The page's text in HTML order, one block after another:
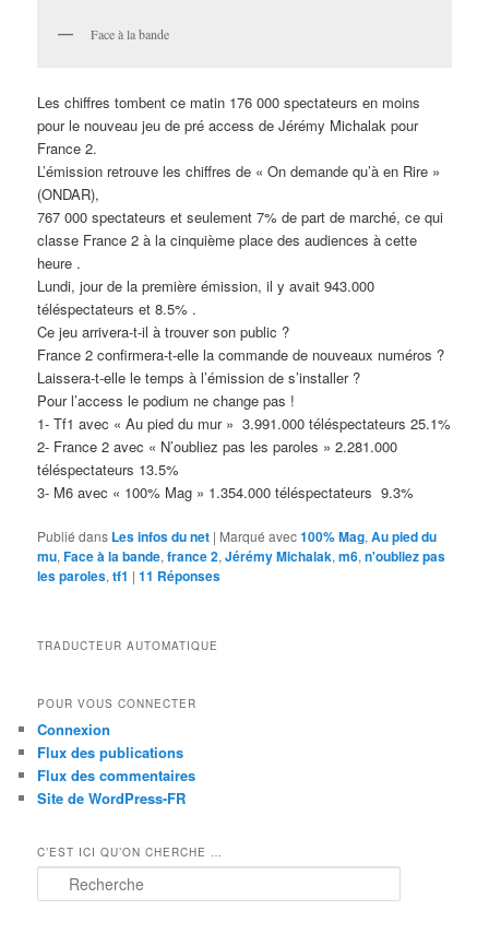
Face à la bande
Les chiffres tombent ce matin 176 000 spectateurs en moins
pour le nouveau jeu de pré access de Jérémy Michalak pour
France 2.
L’émission retrouve les chiffres de « On demande qu’à en Rire »
(ONDAR),
767 000 spectateurs et seulement 7% de part de marché, ce qui
classe France 2 à la cinquième place des audiences à cette
heure .
Lundi, jour de la première émission, il y avait 943.000
téléspectateurs et 8.5% .
Ce jeu arrivera-t-il à trouver son public ?
France 2 confirmera-t-elle la commande de nouveaux numéros ?
Laissera-t-elle le temps à l’émission de s’installer ?
Pour l’access le podium ne change pas !
1- Tf1 avec « Au pied du mur »3.991.000 téléspectateurs 25.1%
2- France 2 avec « N’oubliez pas les paroles »2.281.000
téléspectateurs 13.5%
3- M6 avec « 100% Mag » 1.354.000 téléspectateurs 9.3%
Publié dans Les infos du net | Marqué avec100% Mag,Au pied du
mu,Face à la bande,france 2,Jérémy Michalak,m6,n'oubliez pas
les paroles,tf1 |11 Réponses
TRADUCTEUR AUTOMATIQUE
POUR VOUS CONNECTER
Connexion
Flux des publications
Flux des commentaires
Site de WordPress-FR
C’EST ICI QU’ON CHERCHE …
e
Necessary -
Nécessaire
These cookies
are not
optional. They
are needed for
the website to
function. Ces
cookies ne
sont pas
sont
nécessaires au
fonctionnement
du site Web.
Statistics
Statistiques
In order for
functionality
how the
website is
used. Afin
que nous
fonctionnalité
et la structure
du site Web,